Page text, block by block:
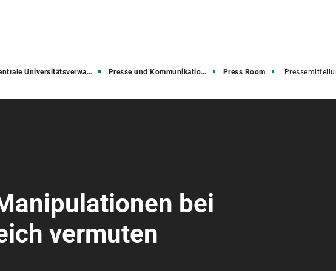
Universitätsverwaltung Presse und Kommunikation (PuK) Press Room
bei
vermuten